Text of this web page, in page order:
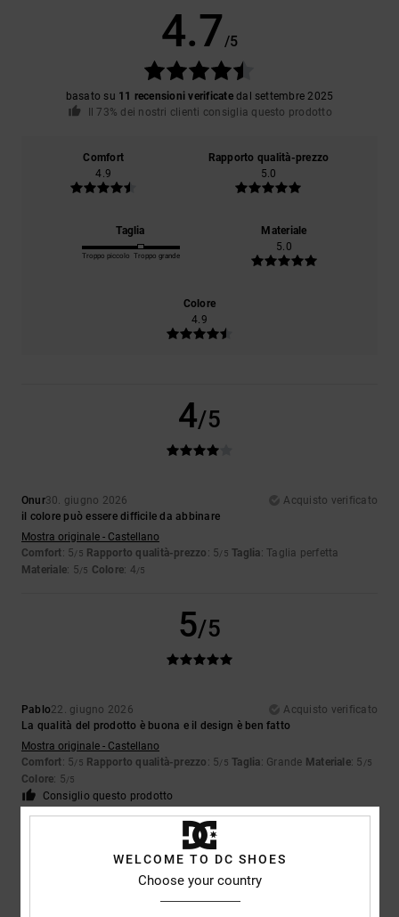
4.7 /5
basato su 11 recensioni verificatedal settembre 2025
Il 73% dei nostri clienti consiglia questo prodotto
Comfort
4.9
Rapporto qualità-prezzo
5.0
Taglia
Troppo piccolo Troppo grande
Materiale
5.0
Colore
4.9
4/5
Onur30. giugno 2026
Acquisto verificato
il colore può essere difficile da abbinare
Mostra originale - Castellano
Comfort: 5/5 Rapporto qualità-prezzo : 5/5 Taglia: Taglia perfetta
Materiale: 5/5 Colore: 4/5
5/5
Pablo22. giugno 2026
Acquisto verificato
La qualità del prodotto è buona e il design è ben fatto
Mostra originale - Castellano
Comfort: 5/5 Rapporto qualità-prezzo : 5/5 Taglia: Grande Materiale: 5 /5
Colore: 5/5
Consiglio questo prodotto
5/5
WELCOME TO DC SHOES
Choose your country